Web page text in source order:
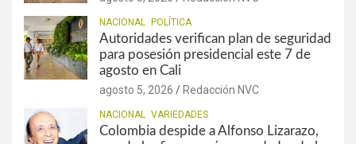
NACIONAL POLÍTICA
Autoridades verifican plan de seguridad
para posesión presidencial este 7 de
agosto en Cali
agosto 5, 2026 Redacción NVC
NACIONAL VARIEDADES
Colombia despide a Alfonso Lizarazo,